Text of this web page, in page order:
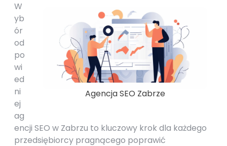
Agencja SEO Zabrze
W
yb
ór
od
po
wi
ed
ni
ej
ag
encji SEO w Zabrzu to kluczowy krok dla każdego
przedsiębiorcy pragnącego poprawić